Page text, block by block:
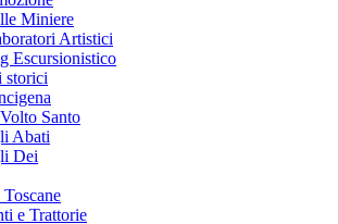
Miniere
Artistici
Escursionistico
storici
Santo
Abati
Dei
e Trattorie